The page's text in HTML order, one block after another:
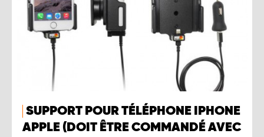
SUPPORT POUR TÉLÉPHONE IPHONE
APPLE (DOIT ÊTRE COMMANDÉ AVEC